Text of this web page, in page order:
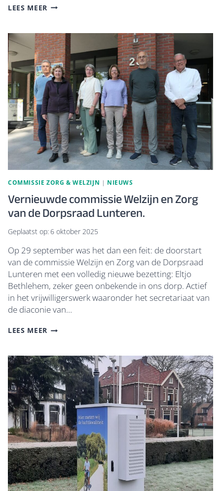
LEES MEER DORPSRAAD
RAPPORT
‘SOCIAAL
WONEN’
AAN
MINISTERIE
VWS
COMMISSIE ZORG & WELZIJN | NIEUWS
Vernieuwde commissie Welzijn en Zorg
van de Dorpsraad Lunteren.
Geplaatst op: 6 oktober 2025
Op 29 september was het dan een feit: de doorstart
van de commissie Welzijn en Zorg van de Dorpsraad
Lunteren met een volledig nieuwe bezetting: Eltjo
Bethlehem, zeker geen onbekende in ons dorp. Actief
in het vrijwilligerswerk waaronder het secretariaat van
de diaconie van…
LEES MEER VERNIEUWDE
EN
ZORG
VAN
DE
DORPSRAAD
LUNTEREN.